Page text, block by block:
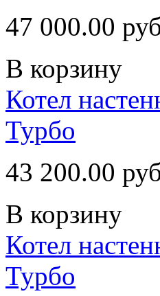
47 000.00
В корзину
Котел
Турбо
43 200.00
В корзину
Котел
Турбо